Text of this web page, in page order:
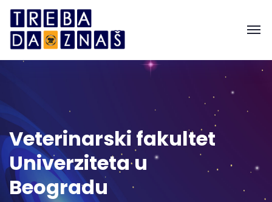
Veterinarski fakultet
Univerziteta u
Beogradu